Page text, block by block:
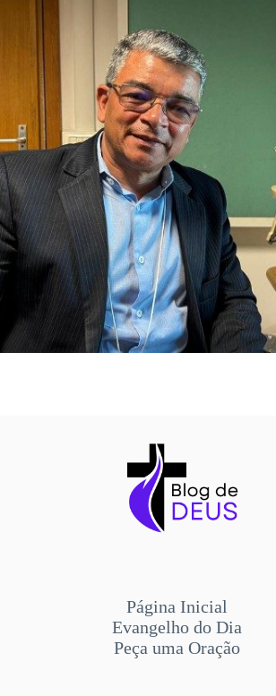
Página Inicial
Evangelho do Dia
Peça uma Oração